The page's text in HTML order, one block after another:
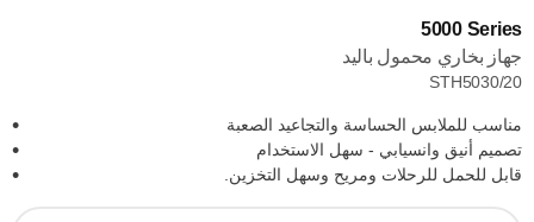
‎5000 Series
جهاز بخاري محمول باليد
STH5030/20
مناسب للملابس الحساسة والتجاعيد الصعبة
تصميم أنيق وانسيابي - سهل الاستخدام
قابل للحمل للرحلات ومريح وسهل التخزين.